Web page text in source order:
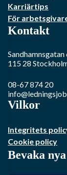
Karriärtips
För
Kontakt
Sandhamnsgatan
115 28
08-67 874 20
Vilkor
Integritets
Cookie policy
Bevaka